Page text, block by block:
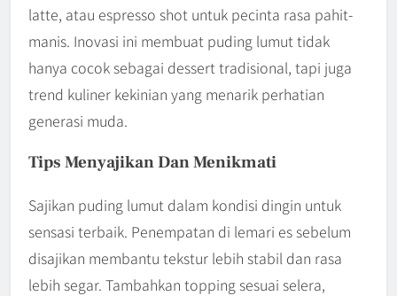
latte, atau espresso shot untuk pecinta rasa pahit-
manis. Inovasi ini membuat puding lumut tidak
hanya cocok sebagai dessert tradisional, tapi juga
trend kuliner kekinian yang menarik perhatian
generasi muda.
Tips Menyajikan Dan Menikmati
Sajikan puding lumut dalam kondisi dingin untuk
sensasi terbaik. Penempatan di lemari es sebelum
disajikan membantu tekstur lebih stabil dan rasa
lebih segar. Tambahkan topping sesuai selera,